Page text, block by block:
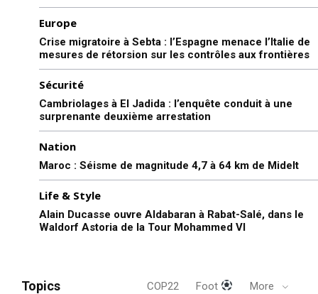
Europe
Crise migratoire à Sebta : l’Espagne menace l’Italie de
mesures de rétorsion sur les contrôles aux frontières
Sécurité
Cambriolages à El Jadida : l’enquête conduit à une
surprenante deuxième arrestation
Nation
Maroc : Séisme de magnitude 4,7 à 64 km de Midelt
Life & Style
Alain Ducasse ouvre Aldabaran à Rabat-Salé, dans le
Waldorf Astoria de la Tour Mohammed VI
Topics COP22 Foot More